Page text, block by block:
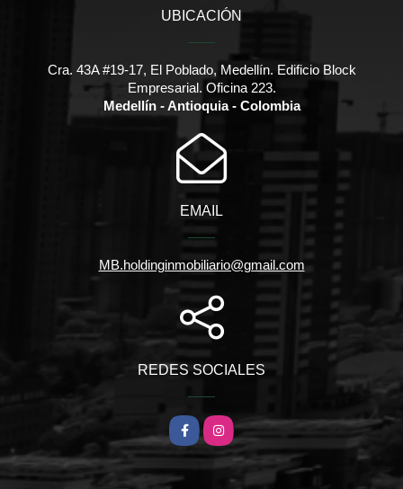
UBICACIÓN
Cra. 43A #19-17, El Poblado, Medellín. Edificio Block
Empresarial. Oficina 223.
Medellín - Antioquia - Colombia
EMAIL
MB.holdinginmobiliario@gmail.com
REDES SOCIALES
FacebookInstagram